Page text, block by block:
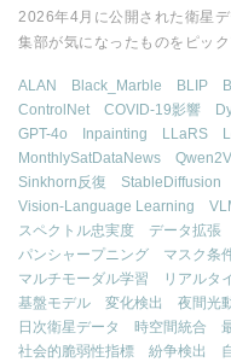
2026年4月に公開された衛星
集部が気になったものをピック
ALAN Black_Marble BLIP
ControlNet
COVID-19影響
GPT-4o
Inpainting LLaRS
MonthlySatDataNews
Sinkhorn反復
StableDiffusion
Vision-Language Learning
スペクトル忠実度
データ拡張
パンシャープニング
マスク条
マルチモーダル学習
リアルタ
基盤モデル
変化検出 夜間光
日次衛星データ
時空間統合
社会的脆弱性指標
紛争検出